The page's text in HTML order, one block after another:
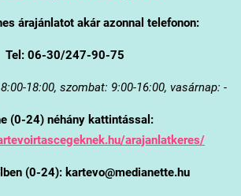
árajánlatot akár azonnal telefonon:
Tel: 06-30/247-90-75
18:00, szombat: 9:00-16:00, vasárnap: -
(0-24) néhány kattintással:
arajanlatkeres/
(0-24): kartevo@medianette.hu